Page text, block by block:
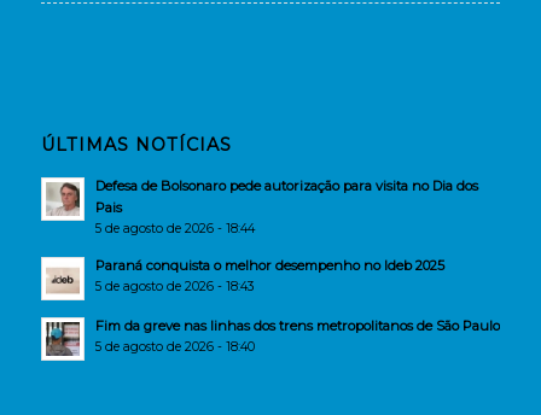
ÚLTIMAS NOTÍCIAS
Defesa de Bolsonaro pede autorização para visita no Dia dos
Pais
5 de agosto de 2026 - 18:44
Paraná conquista o melhor desempenho no Ideb 2025
5 de agosto de 2026 - 18:43
Fim da greve nas linhas dos trens metropolitanos de São Paulo
5 de agosto de 2026 - 18:40